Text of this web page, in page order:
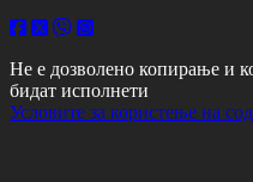
Не е дозволено копирање и
бидат исполнети
Условите за користење на